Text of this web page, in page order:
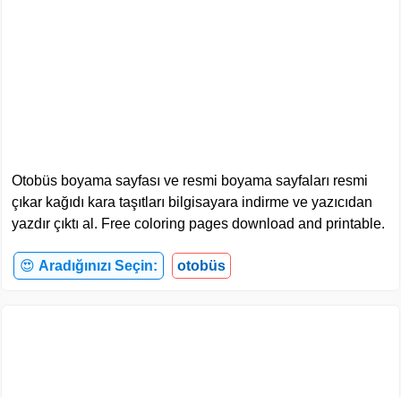
Otobüs boyama sayfası ve resmi boyama sayfaları resmi
çıkar kağıdı kara taşıtları bilgisayara indirme ve yazıcıdan
yazdır çıktı al. Free coloring pages download and printable.
😍 Aradığınızı Seçin: otobüs